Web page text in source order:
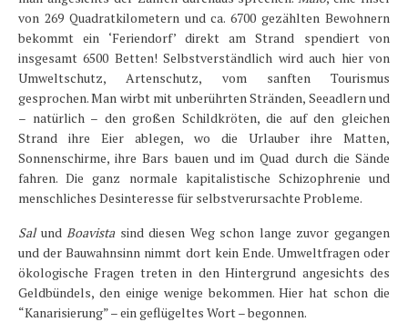
von 269 Quadratkilometern und ca. 6700 gezählten Bewohnern
bekommt ein ‘Feriendorf’ direkt am Strand spendiert von
insgesamt 6500 Betten! Selbstverständlich wird auch hier von
Umweltschutz, Artenschutz, vom sanften Tourismus
gesprochen. Man wirbt mit unberührten Stränden, Seeadlern und
– natürlich – den großen Schildkröten, die auf den gleichen
Strand ihre Eier ablegen, wo die Urlauber ihre Matten,
Sonnenschirme, ihre Bars bauen und im Quad durch die Sände
fahren. Die ganz normale kapitalistische Schizophrenie und
menschliches Desinteresse für selbstverursachte Probleme.
Salund Boavistasind diesen Weg schon lange zuvor gegangen
und der Bauwahnsinn nimmt dort kein Ende. Umweltfragen oder
ökologische Fragen treten in den Hintergrund angesichts des
Geldbündels, den einige wenige bekommen. Hier hat schon die
“Kanarisierung” – ein geflügeltes Wort – begonnen.